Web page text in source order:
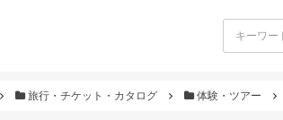
旅行・チケット・カタログ 体験・ツアー